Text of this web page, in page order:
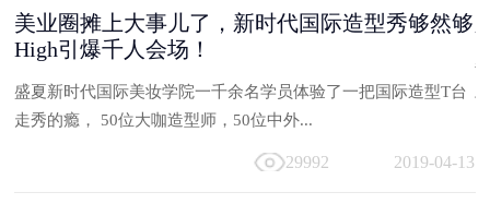
美业圈摊上大事儿了，新时代国际造型秀够然够
High引爆千人会场！
盛夏新时代国际美妆学院一千余名学员体验了一把国际造型T台
走秀的瘾， 50位大咖造型师，50位中外...
29992 2019-04-13